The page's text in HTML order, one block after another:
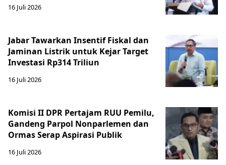
16 Juli 2026
Jabar Tawarkan Insentif Fiskal dan
Jaminan Listrik untuk Kejar Target
Investasi Rp314 Triliun
16 Juli 2026
Komisi II DPR Pertajam RUU Pemilu,
Gandeng Parpol Nonparlemen dan
Ormas Serap Aspirasi Publik
16 Juli 2026